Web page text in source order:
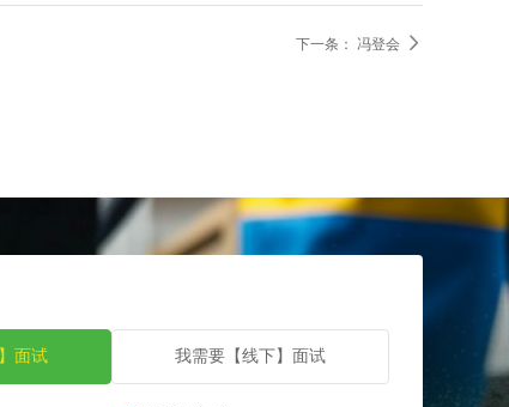
下一条： 冯登会 
面试 我需要【线下】面试